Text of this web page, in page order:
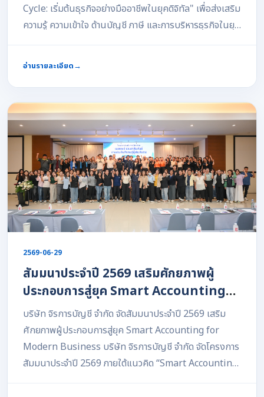
Cycle: เริ่มต้นธุรกิจอย่างมืออาชีพในยุคดิจิทัล" เพื่อส่งเสริม
ความรู้ ความเข้าใจ ด้านบัญชี ภาษี และการบริหารธุรกิจในยุค
รู้และประสบการณ์จริงอย่างเข้มข้น ให้แก่นักศึกษาสาขาการ
บัญชีระดับชั้น วิทยาลัยเทคนิคจันทบุรี เพื่อเตรียมความ
พร้อมสู่การเป็นนักบัญชีและผู้ประกอบการมืออาชีพ ? หัวข้อ
สำคัญในการบรรยาย (5 ขั้นตอน Business Life Cycle)
เข้าใจธุรกิจระหว่างบุคคล - นิติบุคคล: ทำความเข้าใจ
โครงสร้างและความแตกต่างของรูปแบบธุรกิจ การเตรียม
เอกสารสำหรับนิติบุคคล: วางรากฐานงานเอกสารอย่างถูก
ต้องครบถ้วนตั้งแต่เริ่มต้น ภาษีและบัญชีที่ต้องทราบ: เรียนรู้
ภาระภาษีและข้อกำหนดทางบัญชีที่สำคัญสำหรับภาคธุรกิจ
เงินเพื่อประเมินสุขภาพของธุรกิจ การพัฒนาอย่างยั่งยืน:
แนวทางการบริหารจัดการธุรกิจให้เติบโตอย่างมั่นคงในระยะ
ยาว บริษัท จิรการบัญชี จำกัด มุ่งหวังเป็นอย่างยิ่งว่าความรู้
Cycle) ในยุคดิจิทัลนี้ จะเป็นรากฐานอันมั่นคงให้นักศึกษา
สามารถนำไปประยุกต์ใช้ในการเรียน การทำงาน และการ
ประกอบธุรกิจจริงได้อย่างมีประสิทธิภาพต่อไป
อ่านรายละเอียด→
2569-06-29
สัมมนาประจำปี 2569 เสริมศักยภาพผู้
ประกอบการสู่ยุค Smart Accounting
for Modern Business
บริษัท จิรการบัญชี จำกัด จัดสัมมนาประจำปี 2569 เสริม
ศักยภาพผู้ประกอบการสู่ยุค Smart Accounting for
Modern Business บริษัท จิรการบัญชี จำกัด จัดโครงการ
สัมมนาประจำปี 2569 ภายใต้แนวคิด “Smart Accounting